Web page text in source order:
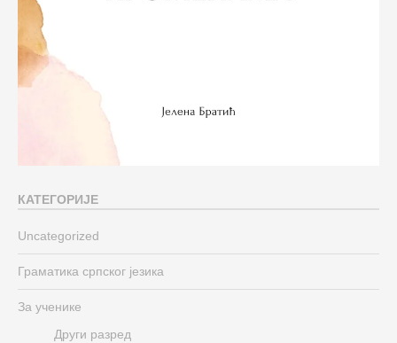
КАТЕГОРИЈЕ
Uncategorized
Граматика српског језика
За ученике
Други разред